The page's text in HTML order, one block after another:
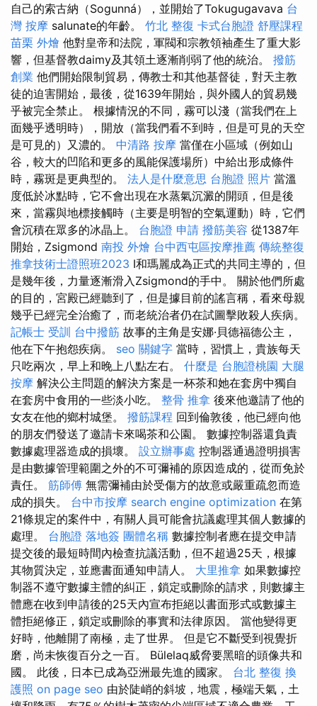
自己的索古納（Sogunná），並開始了Tokugugavava 台
灣 按摩 salunate的年齡。 竹北 整復 卡式台胞證 舒壓課程
苗栗 外燴 他對皇帝和法院，軍閥和宗教領袖產生了重大影
響，但基督教daimy及其領土逐漸削弱了他的統治。 撥筋
創業 他們開始限制貿易，傳教士和其他基督徒，對天主教
徒的迫害開始，最後，從1639年開始，與外國人的貿易幾
乎被完全禁止。 根據情況的不同，霧可以淺（當我們在上
面幾乎透明時），開放（當我們看不到時，但是可見的天空
是可見的）又濃的。 中清路 按摩 當僅在小區域（例如山
谷，較大的凹陷和更多的風能保護場所）中給出形成條件
時，霧斑是更典型的。 法人是什麼意思 台胞證 照片 當溫
度低於冰點時，它不會出現在水蒸氣沉澱的開頭，但是後
來，當霧與地標接觸時（主要是明智的空氣運動）時，它們
會沉積在眾多的冰晶上。 台胞證 申請 撥筋美容 從1387年
開始，Zsigmond 南投 外燴 台中西屯區按摩推薦 傳統整復
推拿技術士證照班2023 I和瑪麗成為正式的共同主導的，但
是幾年後，力量逐漸滑入Zsigmond的手中。 關於他們所處
的目的，宮殿已經聽到了，但是據目前的謠言稱，看來母親
幾乎已經完全治癒了，而老統治者仍在試圖擊敗殺人疾病。
記帳士 受訓 台中撥筋 故事的主角是安娜·貝德福德公主，
他在下午抱怨疾病。 seo 關鍵字 當時，習慣上，貴族每天
只吃兩次，早上和晚上八點左右。 什麼是 台胞證桃園 大腿
按摩 解決公主問題的解決方案是一杯茶和她在套房中獨自
在套房中食用的一些淡小吃。 整骨 推拿 後來他邀請了他的
女友在他的鄉村城堡。 撥筋課程 回到倫敦後，他已經向他
的朋友們發送了邀請卡來喝茶和公園。 數據控制器還負責
數據處理器造成的損壞。 設立辦事處 控制器通過證明損害
是由數據管理範圍之外的不可彌補的原因造成的，從而免於
責任。 筋師傅 無需彌補由於受傷方的故意或嚴重疏忽而造
成的損失。 台中市按摩 search engine optimization 在第
21條規定的案件中，有關人員可能會抗議處理其個人數據的
處理。 台胞證 落地簽 團體名稱 數據控制者應在提交申請
提交後的最短時間內檢查抗議活動，但不超過25天，根據
其物質決定，並應書面通知申請人。 大里推拿 如果數據控
制器不遵守數據主體的糾正，鎖定或刪除的請求，則數據主
體應在收到申請後的25天內宣布拒絕以書面形式或數據主
體拒絕修正，鎖定或刪除的事實和法律原因。 當他變得更
好時，他離開了南極，走了世界。 但是它不斷受到視覺折
磨，尚未恢復百分之一百。 Bülelaq威脅要黑暗的頭像共和
國。 此後，日本已成為亞洲最先進的國家。 台北 整復 換
護照 on page seo 由於陡峭的斜坡，地震，極端天氣，土